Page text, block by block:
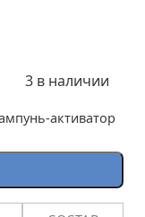
3 в наличии
активатор